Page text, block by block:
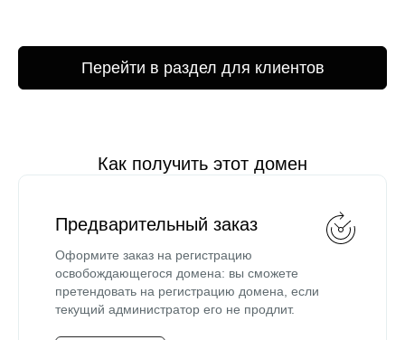
Перейти в раздел для клиентов
Как получить этот домен
Предварительный заказ
Оформите заказ на регистрацию
освобождающегося домена: вы сможете
претендовать на регистрацию домена, если
текущий администратор его не продлит.